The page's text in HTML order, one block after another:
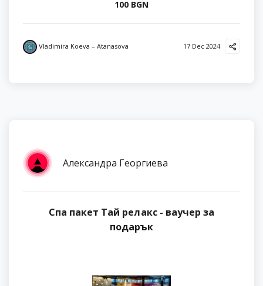
100 BGN
Vladimira Koeva – Atanasova 17 Dec 2024
Александра Георгиева
Спа пакет Тай релакс - ваучер за
подарък